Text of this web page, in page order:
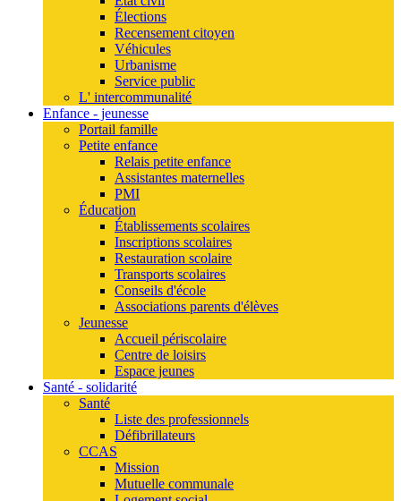
Élections
Recensement citoyen
Véhicules
Urbanisme
Service public
L' intercommunalité
Enfance - jeunesse
Portail famille
Petite enfance
Relais petite enfance
Assistantes maternelles
PMI
Éducation
Établissements scolaires
Inscriptions scolaires
Restauration scolaire
Transports scolaires
Conseils d'école
Associations parents d'élèves
Jeunesse
Accueil périscolaire
Centre de loisirs
Espace jeunes
Santé - solidarité
Santé
Liste des professionnels
Défibrillateurs
CCAS
Mission
Mutuelle communale